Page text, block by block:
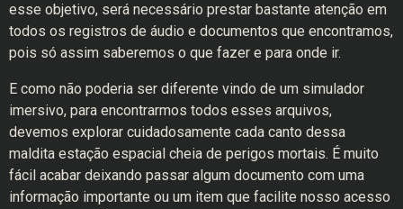
esse objetivo, será necessário prestar bastante atenção em
todos os registros de áudio e documentos que encontramos,
pois só assim saberemos o que fazer e para onde ir.
E como não poderia ser diferente vindo de um simulador
imersivo, para encontrarmos todos esses arquivos,
devemos explorar cuidadosamente cada canto dessa
maldita estação espacial cheia de perigos mortais. É muito
fácil acabar deixando passar algum documento com uma
informação importante ou um item que facilite nosso acesso